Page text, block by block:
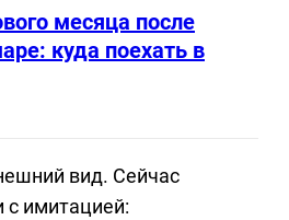
месяца после
куда поехать в
вид. Сейчас
с имитацией: